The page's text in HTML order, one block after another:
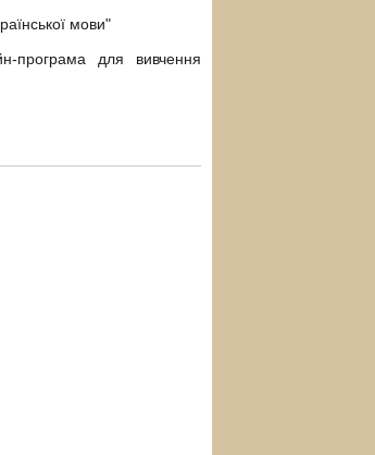
мови"
програма для вивчення